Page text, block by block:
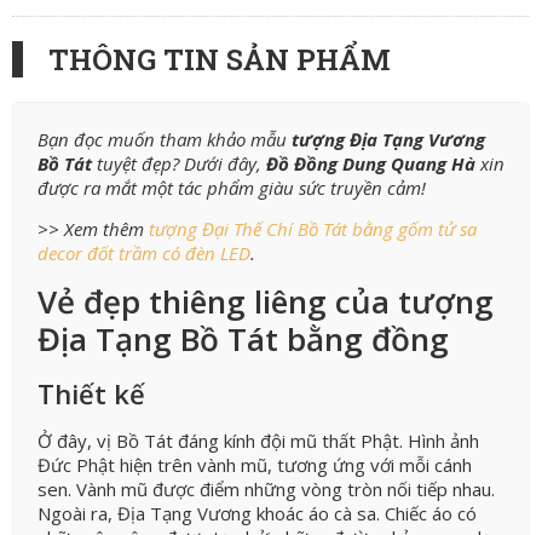
THÔNG TIN SẢN PHẨM
Bạn đọc muốn tham khảo mẫu tượng Địa Tạng Vương
Bồ Táttuyệt đẹp? Dưới đây, Đồ Đồng Dung Quang Hàxin
được ra mắt một tác phẩm giàu sức truyền cảm!
>> Xem thêm tượng Đại Thế Chí Bồ Tát bằng gốm tử sa
decor đốt trầm có đèn LED.
Vẻ đẹp thiêng liêng của tượng
Địa Tạng Bồ Tát bằng đồng
Thiết kế
Ở đây, vị Bồ Tát đáng kính đội mũ thất Phật. Hình ảnh
Đức Phật hiện trên vành mũ, tương ứng với mỗi cánh
sen. Vành mũ được điểm những vòng tròn nối tiếp nhau.
Ngoài ra, Địa Tạng Vương khoác áo cà sa. Chiếc áo có